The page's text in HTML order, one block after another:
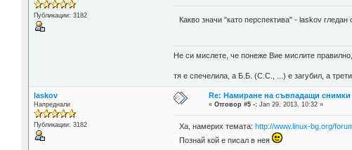
Публикации: 3182 Какво значи "като перспектива" - laskov
Не си мислете, че понеже Вие мислите
тя е спечелила, а Б.Б. (С.С., ...) е загубил, а
laskov
Напреднали
Публикации: 3182
Re: Намиране на съвпадащи снимки
«Отговор #5 -: Jan 29, 2013, 10:32 »
Ха, намерих темата: http://www.linux-bg.org/
Познай кой е писал в нея